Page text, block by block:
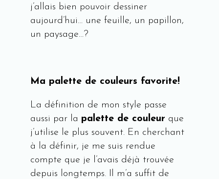
j’allais bien pouvoir dessiner
aujourd’hui… une feuille, un papillon,
un paysage…?
Ma palette de couleurs favorite!
La définition de mon style passe
aussi par la palette de couleur que
j’utilise le plus souvent. En cherchant
à la définir, je me suis rendue
compte que je l’avais déjà trouvée
depuis longtemps. Il m’a suffit de